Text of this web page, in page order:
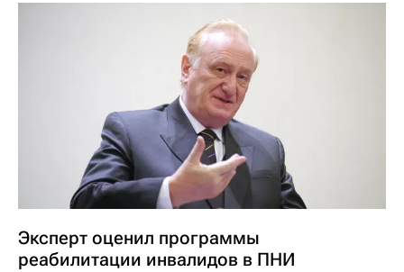
Эксперт оценил программы
реабилитации инвалидов в ПНИ